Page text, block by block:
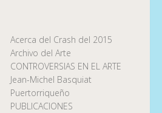
Acerca del Crash del 2015
Archivo del Arte
CONTROVERSIAS EN EL ARTE
Jean-Michel Basquiat
Puertorriqueño
PUBLICACIONES